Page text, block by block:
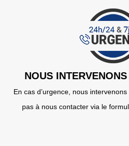
NOUS
En cas d’urgence, nous intervenons
pas à nous contacter via le